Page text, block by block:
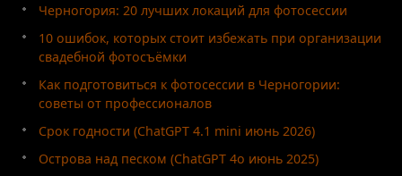
Черногория: 20 лучших локаций для фотосессии
10 ошибок, которых стоит избежать при организации
свадебной фотосъёмки
Как подготовиться к фотосессии в Черногории:
советы от профессионалов
Срок годности (ChatGPT 4.1 mini июнь 2026)
Острова над песком (ChatGPT 4o июнь 2025)